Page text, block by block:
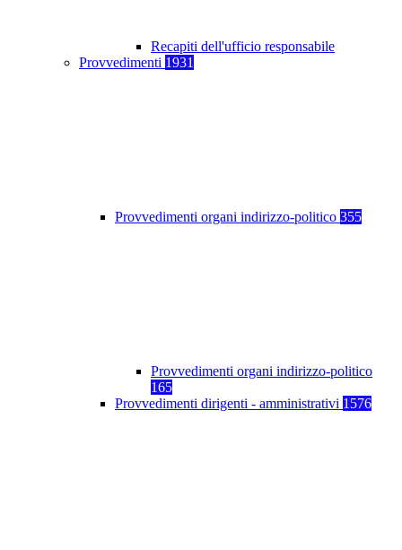
Recapiti dell'ufficio responsabile
Provvedimenti 1931
Provvedimenti organi indirizzo-politico 355
Provvedimenti organi indirizzo-politico
165
Provvedimenti dirigenti - amministrativi 1576